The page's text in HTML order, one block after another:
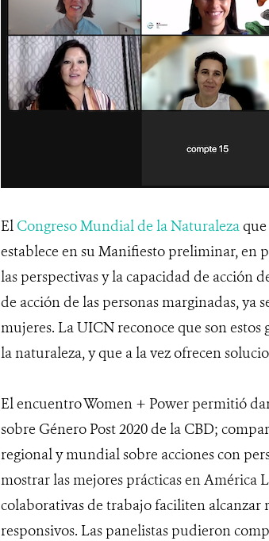
El Congreso Mundial de la Naturalezaque
establece en su Manifiesto preliminar, en
las perspectivas y la capacidad de acción
de acción de las personas marginadas, ya
mujeres. La UICN reconoce que son estos
la naturaleza, y que a la vez ofrecen
El encuentro Women + Power permitió
sobre Género Post 2020 de la CBD;
regional y mundial sobre acciones con
mostrar las mejores prácticas en América
colaborativas de trabajo faciliten
responsivos. Las panelistas pudieron